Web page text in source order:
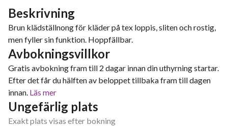
Beskrivning
Brun klädställnong för kläder på tex loppis, sliten och rostig,
men fyller sin funktion. Hoppfällbar.
Avbokningsvillkor
Gratis avbokning fram till 2 dagar innan din uthyrning startar.
Efter det får du hälften av beloppet tillbaka fram till dagen
innan. Läs mer
Ungefärlig plats
Exakt plats visas efter bokning